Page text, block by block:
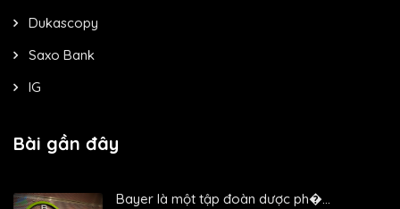
Dukascopy
Saxo Bank
IG
Bài gần đây
Bayer là một tập đoàn dược ph�...